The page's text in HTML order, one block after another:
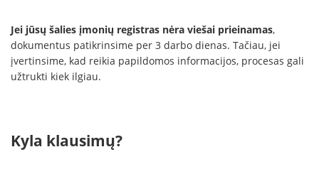
Jei jūsų šalies įmonių registras nėra viešai prieinamas,
dokumentus patikrinsime per 3 darbo dienas. Tačiau, jei
įvertinsime, kad reikia papildomos informacijos, procesas gali
užtrukti kiek ilgiau.
Kyla klausimų?